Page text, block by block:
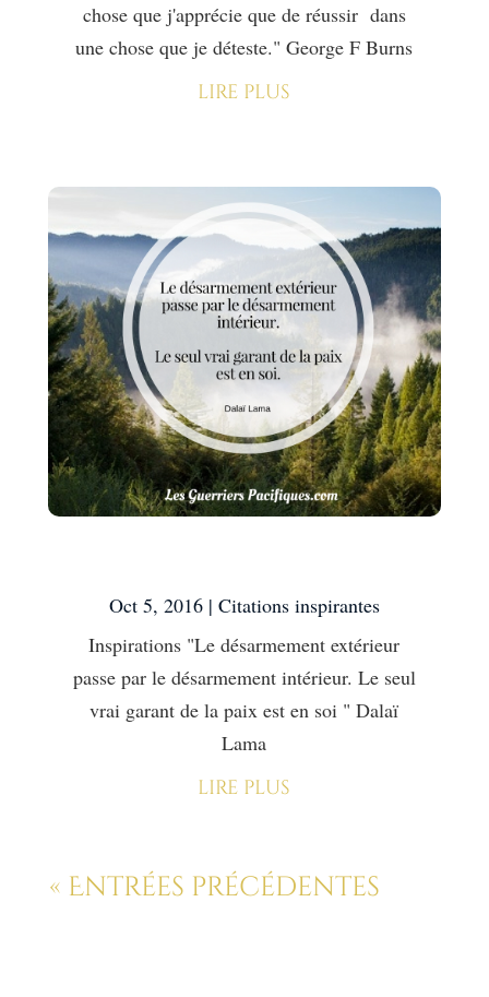
chose que j'apprécie que de réussir dans
une chose que je déteste." George F Burns
lire plus
Oct 5, 2016| Citations inspirantes
Inspirations "Le désarmement extérieur
passe par le désarmement intérieur. Le seul
vrai garant de la paix est en soi " Dalaï
Lama
lire plus
« Entrées précédentes